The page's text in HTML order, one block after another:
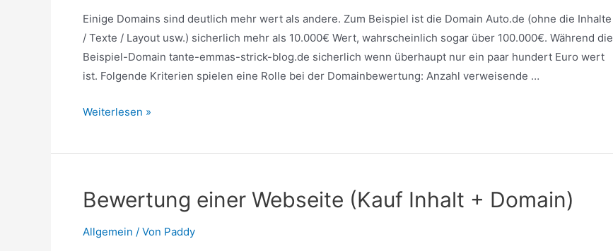
aus
Einige Domains sind deutlich mehr wert als andere. Zum Beispiel ist die Domain Auto.de (ohne die Inhalte
/ Texte / Layout usw.) sicherlich mehr als 10.000€ Wert, wahrscheinlich sogar über 100.000€. Während die
Beispiel-Domain tante-emmas-strick-blog.de sicherlich wenn überhaupt nur ein paar hundert Euro wert
ist. Folgende Kriterien spielen eine Rolle bei der Domainbewertung: Anzahl verweisende …
Bewertung
only,
kein
Weiterlesen »
Bewertung einer Webseite (Kauf Inhalt + Domain)
Allgemein / Von Paddy